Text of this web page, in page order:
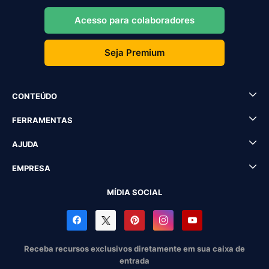
Acesso para colaboradores
Seja Premium
CONTEÚDO
FERRAMENTAS
AJUDA
EMPRESA
MÍDIA SOCIAL
Receba recursos exclusivos diretamente em sua caixa de
entrada